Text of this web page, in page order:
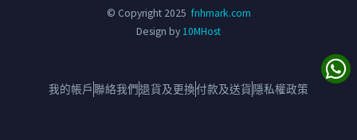
© Copyright 2025 fnhmark.com
Design by10MHost
我的帳戶聯絡我們退貨及更換付款及送貨 隱私權政策